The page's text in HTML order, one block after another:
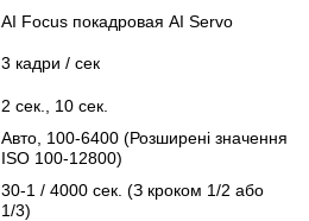
AI Focus покадровая AI Servo
3 кадри / сек
2 сек., 10 сек.
Авто, 100-6400 (Розширені значення
ISO 100-12800)
30-1 / 4000 сек. (З кроком 1/2 або
1/3)